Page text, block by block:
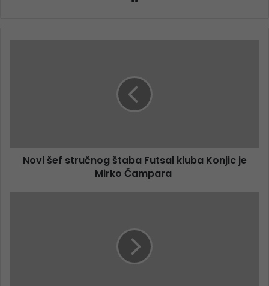
Novi šef stručnog štaba Futsal kluba Konjic je
Mirko Čampara